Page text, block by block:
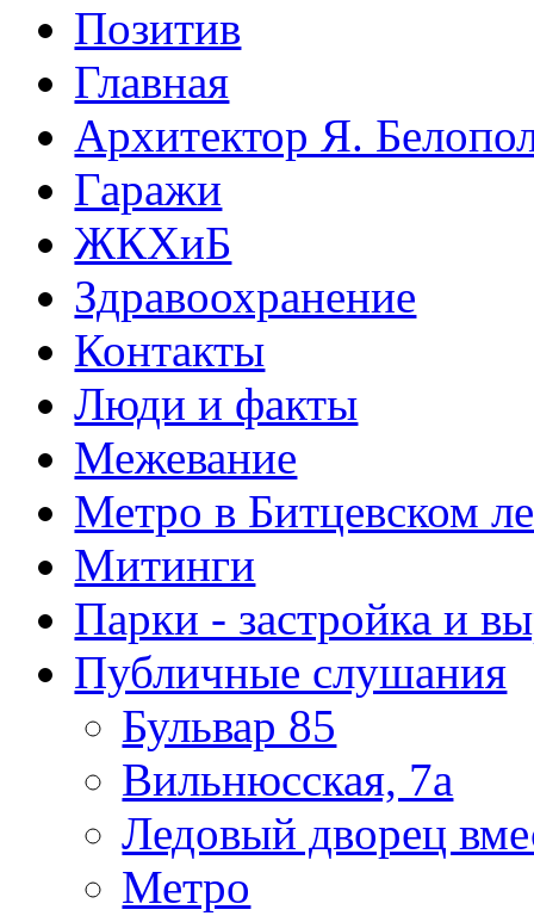
Позитив
Главная
Архитектор Я.
Гаражи
ЖКХиБ
Здравоохранение
Контакты
Люди и факты
Межевание
Метро в Битцевском
Митинги
Парки - застройка и
Публичные слушания
Бульвар 85
Вильнюсская, 7а
Ледовый дворец
Метро